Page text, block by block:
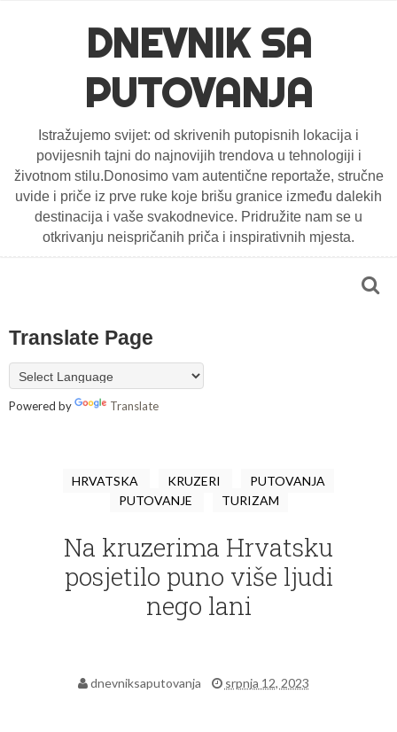
DNEVNIK SA
PUTOVANJA
Istražujemo svijet: od skrivenih putopisnih lokacija i
povijesnih tajni do najnovijih trendova u tehnologiji i
životnom stilu.Donosimo vam autentične reportaže, stručne
uvide i priče iz prve ruke koje brišu granice između dalekih
destinacija i vaše svakodnevice. Pridružite nam se u
otkrivanju neispričanih priča i inspirativnih mjesta.
Translate Page
Powered by Translate
HRVATSKA KRUZERI
PUTOVANJA
PUTOVANJE
TURIZAM
Na kruzerima Hrvatsku
posjetilo puno više ljudi
nego lani
dnevniksaputovanja srpnja 12, 2023